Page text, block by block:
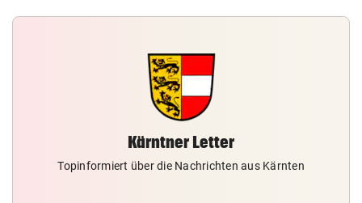
Kärntner Letter
Topinformiert über die Nachrichten aus Kärnten